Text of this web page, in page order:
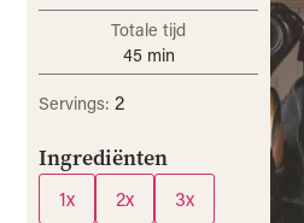
Totale tijd
45 min
Servings:2
Ingrediënten
1x 2x 3x